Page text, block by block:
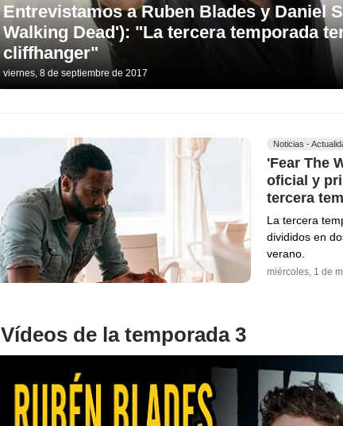
Entrevistamos a Ruben Blades y Daniel
Walking Dead'): "La tercera temporada
cliffhanger"
viernes, 8 de septiembre de 2017
Noticias -
'Fear The
oficial y
tercera
La tercera
divididos en
verano.
miércoles, 1 de
Vídeos de la temporada 3